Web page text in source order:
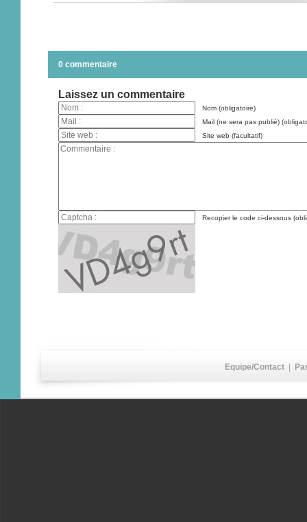
0 commentaire
Laissez un commentaire
Nom (obligatoire)
Mail (ne sera pas publié)
Site web (facultatif)
Recopier le code ci-dessous
Equipe/Contact